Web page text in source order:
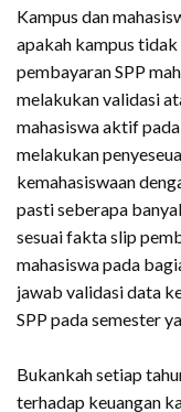
Kampus dan
apakah kampus
pembayaran SPP
melakukan validasi
mahasiswa aktif
melakukan
kemahasiswaan
pasti seberapa
sesuai fakta slip
mahasiswa pada
jawab validasi data
SPP pada semester
Bukankah setiap
terhadap keuangan